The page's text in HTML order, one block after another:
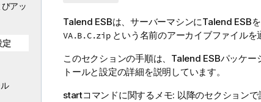
アッ
定
Talend ESBは、サーバーマシンにTalend ESB
VA.B.C.zipという名前のアーカイブファイルを
このセクションの手順は、 Talend ESBパッケー
トールと設定の詳細を説明しています。
startコマンドに関するメモ: 以降のセクション